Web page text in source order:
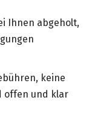
Ihnen abgeholt,
keine
offen und klar